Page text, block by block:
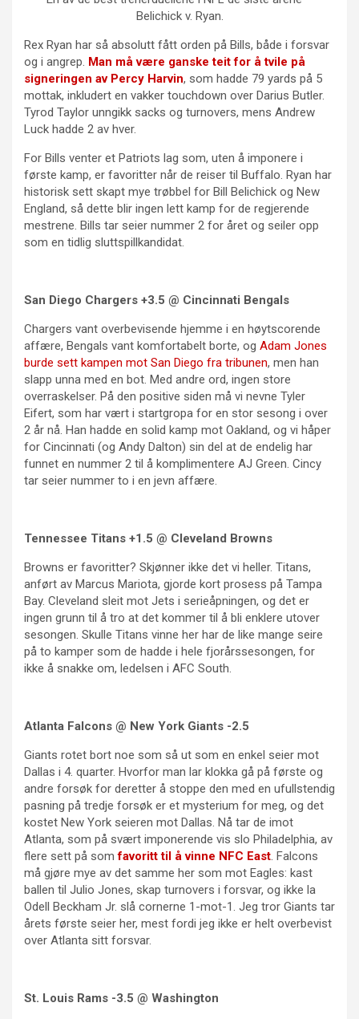
Belichick v. Ryan.
Rex Ryan har så absolutt fått orden på Bills, både i forsvar
og i angrep. Man må være ganske teit for å tvile på
signeringen av Percy Harvin, som hadde 79 yards på 5
mottak, inkludert en vakker touchdown over Darius Butler.
Tyrod Taylor unngikk sacks og turnovers, mens Andrew
Luck hadde 2 av hver.
For Bills venter et Patriots lag som, uten å imponere i
første kamp, er favoritter når de reiser til Buffalo. Ryan har
historisk sett skapt mye trøbbel for Bill Belichick og New
England, så dette blir ingen lett kamp for de regjerende
mestrene. Bills tar seier nummer 2 for året og seiler opp
som en tidlig sluttspillkandidat.
San Diego Chargers +3.5 @ Cincinnati Bengals
Chargers vant overbevisende hjemme i en høytscorende
affære, Bengals vant komfortabelt borte, og Adam Jones
burde sett kampen mot San Diego fra tribunen, men han
slapp unna med en bot. Med andre ord, ingen store
overraskelser. På den positive siden må vi nevne Tyler
Eifert, som har vært i startgropa for en stor sesong i over
2 år nå. Han hadde en solid kamp mot Oakland, og vi håper
for Cincinnati (og Andy Dalton) sin del at de endelig har
funnet en nummer 2 til å komplimentere AJ Green. Cincy
tar seier nummer to i en jevn affære.
Tennessee Titans +1.5 @ Cleveland Browns
Browns er favoritter? Skjønner ikke det vi heller. Titans,
anført av Marcus Mariota, gjorde kort prosess på Tampa
Bay. Cleveland sleit mot Jets i serieåpningen, og det er
ingen grunn til å tro at det kommer til å bli enklere utover
sesongen. Skulle Titans vinne her har de like mange seire
på to kamper som de hadde i hele fjorårssesongen, for
ikke å snakke om, ledelsen i AFC South.
Atlanta Falcons @ New York Giants -2.5
Giants rotet bort noe som så ut som en enkel seier mot
Dallas i 4. quarter. Hvorfor man lar klokka gå på første og
andre forsøk for deretter å stoppe den med en ufullstendig
pasning på tredje forsøk er et mysterium for meg, og det
kostet New York seieren mot Dallas. Nå tar de imot
Atlanta, som på svært imponerende vis slo Philadelphia, av
flere sett på som favoritt til å vinne NFC East. Falcons
må gjøre mye av det samme her som mot Eagles: kast
ballen til Julio Jones, skap turnovers i forsvar, og ikke la
Odell Beckham Jr. slå cornerne 1-mot-1. Jeg tror Giants tar
årets første seier her, mest fordi jeg ikke er helt overbevist
over Atlanta sitt forsvar.
St. Louis Rams -3.5 @ Washington